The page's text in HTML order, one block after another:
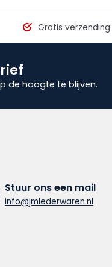
Gratis verzending
de hoogte te blijven.
Stuur ons een mail
info@jmlederwaren.nl